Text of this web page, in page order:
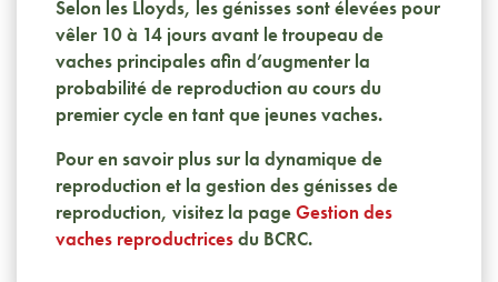
Selon les Lloyds, les génisses sont élevées pour
vêler 10 à 14 jours avant le troupeau de
vaches principales afin d’augmenter la
probabilité de reproduction au cours du
premier cycle en tant que jeunes vaches.
Pour en savoir plus sur la dynamique de
reproduction et la gestion des génisses de
reproduction, visitez la pageGestion des
vaches reproductricesdu BCRC.